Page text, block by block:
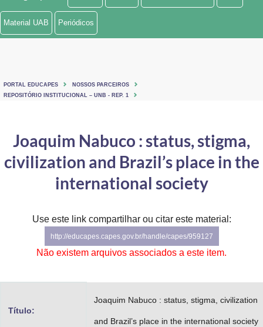
Ministério de Minas e Energia
Ministério do Turismo
Controladoria-Geral da União
Secretaria de Governo
Gabinete de Segurança Institucional
Material UAB Periódicos
PORTAL EDUCAPES
NOSSOS PARCEIROS
REPOSITÓRIO INSTITUCIONAL – UNB - REP. 1
Joaquim Nabuco : status, stigma,
civilization and Brazil’s place in the
international society
Use este link compartilhar ou citar este material:
http://educapes.capes.gov.br/handle/capes/959127
Não existem arquivos associados a este item.
Título:
Joaquim Nabuco : status, stigma, civilization
and Brazil’s place in the international society